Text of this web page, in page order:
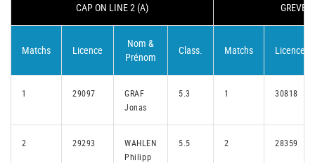
CAP ON LINE 2 (A)
Matchs Licence
Nom &
Prénom
Class. Matchs Licence
1 29097
GRAF
Jonas
5.3 1 30818
2 29293
WAHLEN
Philipp
5.5 2 28359